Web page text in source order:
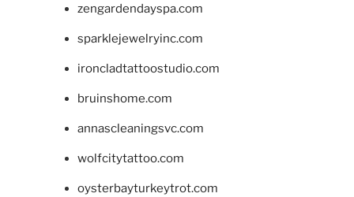
zengardendayspa.com
sparklejewelryinc.com
ironcladtattoostudio.com
bruinshome.com
annascleaningsvc.com
wolfcitytattoo.com
oysterbayturkeytrot.com